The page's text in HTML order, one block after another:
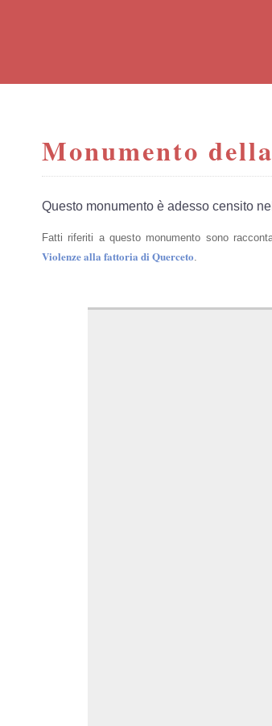
Monumento
Questo monumento è adesso censito
Fatti riferiti a questo monumento sono
Violenze alla fattoria di Querceto.